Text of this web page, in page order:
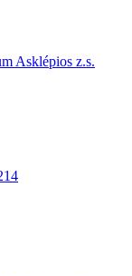
Asklépios z.s.